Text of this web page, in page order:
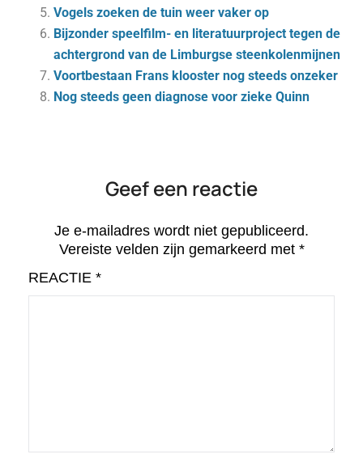
Vogels zoeken de tuin weer vaker op
Bijzonder speelfilm- en literatuurproject tegen de
achtergrond van de Limburgse steenkolenmijnen
Voortbestaan Frans klooster nog steeds onzeker
Nog steeds geen diagnose voor zieke Quinn
Geef een reactie
Je e-mailadres wordt niet gepubliceerd.
Vereiste velden zijn gemarkeerd met *
REACTIE *